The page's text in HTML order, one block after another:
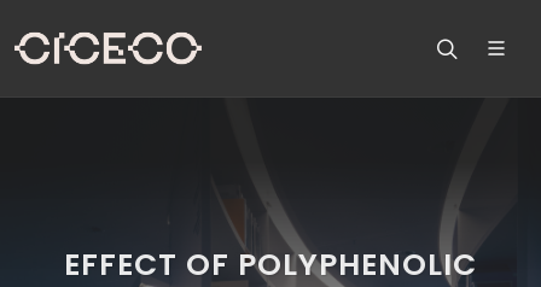
EFFECT OF POLYPHENOLIC